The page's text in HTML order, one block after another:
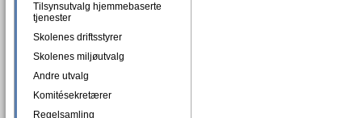
Tilsynsutvalg hjemmebaserte
tjenester
Skolenes driftsstyrer
Skolenes miljøutvalg
Andre utvalg
Komitésekretærer
Regelsamling